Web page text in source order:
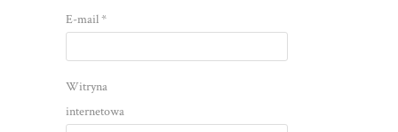
E-mail*
Witryna
internetowa